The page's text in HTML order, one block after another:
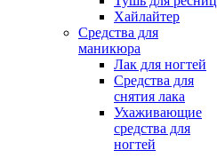
Хайлайтер
Средства для
маникюра
Лак для ногтей
Средства для
снятия лака
Ухаживающие
средства для
ногтей